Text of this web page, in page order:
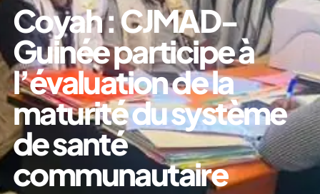
Coyah : CJMAD-
Guinée participe à
l’évaluation de la
maturité du système
de santé
communautaire